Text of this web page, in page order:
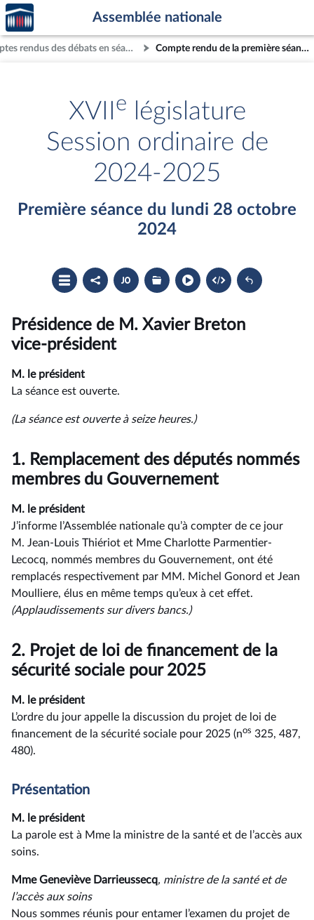
Aller au contenu
Aller en bas de la page
Accèder
à la
page
d'accueil
Assemblée nationale
Comptes rendus des débats en séance Compte rendu de la première séance du lundi 28 octobre 2024
XVII e
législature
Session ordinaire de
2024-2025
Première séance du lundi 28 octobre
2024
Ouvrir
le
sommaire
Partager
le
compte
Accéder
au
document
du
compte
rendu
Les
dossiers
législatifs
Présidence de M. Xavier Breton
vice-président
M. le président
La séance est ouverte.
(La séance est ouverte à seize heures.)
1. Remplacement des députés nommés
membres du Gouvernement
M. le président
J’informe l’Assemblée nationale qu’à compter de ce jour
M. Jean-Louis Thiériot et Mme Charlotte Parmentier-
Lecocq, nommés membres du Gouvernement, ont été
remplacés respectivement par MM. Michel Gonord et Jean
Moulliere, élus en même temps qu’eux à cet effet.
(Applaudissements sur divers bancs.)
2. Projet de loi de financement de la
sécurité sociale pour 2025
M. le président
L’ordre du jour appelle la discussion du projet de loi de
financement de la sécurité sociale pour 2025 (nos 325, 487,
480).
Présentation
M. le président
La parole est à Mme la ministre de la santé et de l’accès aux
soins.
Mme Geneviève Darrieussecq, ministre de la santé et de
l’accès aux soins
Nous sommes réunis pour entamer l’examen du projet de